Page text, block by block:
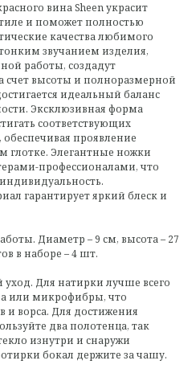
вина Sheen украсит
и поможет полностью
качества любимого
звучанием изделия,
работы, создадут
счет высоты и полноразмерной
идеальный баланс
Эксклюзивная форма
соответствующих
проявление
глотке. Элегантные ножки
профессионалами, что
гарантирует яркий блеск и
Диаметр – 9 см, высота – 27
в наборе – 4 шт.
Для натирки лучше всего
или микрофибры, что
и ворса. Для достижения
два полотенца, так
изнутри и снаружи
бокал держите за чашу.